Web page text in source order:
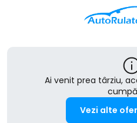
Ai venit prea târziu,
Vezi alte